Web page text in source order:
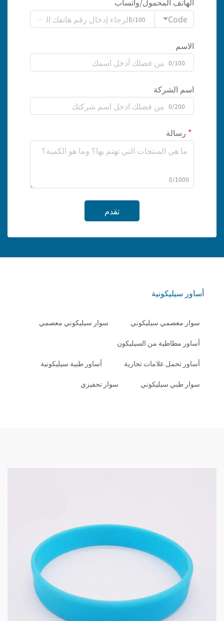
Code
0/100
الاسم
0/100
اسم الشركة
0/200
رسالة
0/1000
تقدم
أساور سيليكونية
سوار معصمي سيليكوني سوار سيليكوني معصمي
أساور مطاطية من السيليكون
أساور تحمل علامات تجارية أساور طبية سيليكونية
سوار طبي سيليكوني سوار تحفيزي